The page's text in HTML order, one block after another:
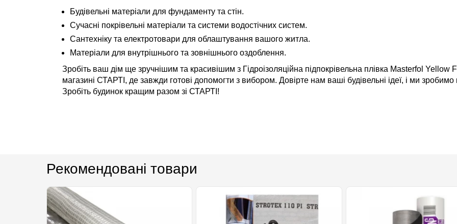
Будівельні матеріали для фундаменту та стін.
Сучасні покрівельні матеріали та системи водостічних систем.
Сантехніку та електротовари для облаштування вашого житла.
Матеріали для внутрішнього та зовнішнього оздоблення.
Зробіть ваш дім ще зручнішим та красивішим з Гідроізоляційна підпокрівельна плівка Masterfol Yellow
магазині СТАРТІ, де завжди готові допомогти з вибором. Довірте нам ваші будівельні ідеї, і ми
Зробіть будинок кращим разом зі СТАРТІ!
Рекомендовані товари